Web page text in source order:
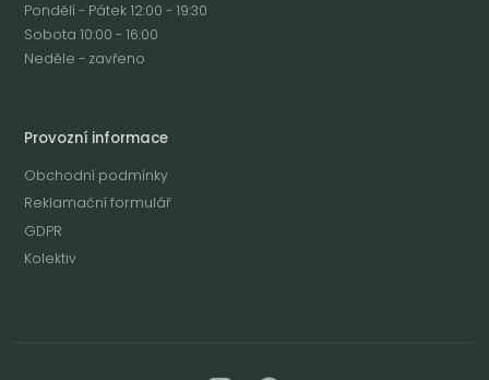
Pondělí - Pátek 12:00 - 19:30
Sobota 10:00 - 16:00
Neděle - zavřeno
Provozní informace
Obchodní podmínky
Reklamační formulář
GDPR
Kolektiv